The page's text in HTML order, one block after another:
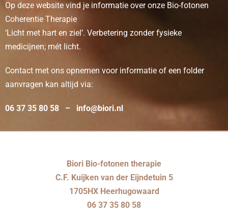
Op deze website vind je informatie over onze Bio-fotonen
Coherentie Therapie
‘Licht met hart en ziel’. Verbetering zonder fysieke
medicijnen; mét licht.
Contact met ons opnemen voor informatie of een folder
aanvragen kan altijd via:
06 37 35 80 58 – info@biori.nl
Biori Bio-fotonen therapie
C.F. Kuijken van der Eijndetuin 5
1705HX Heerhugowaard
06 37 35 80 58